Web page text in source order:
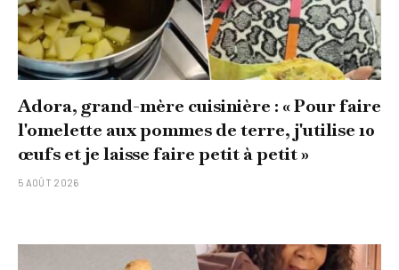
Adora, grand-mère cuisinière : « Pour faire
l'omelette aux pommes de terre, j'utilise 10
œufs et je laisse faire petit à petit »
5 AOÛT 2026